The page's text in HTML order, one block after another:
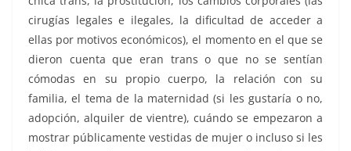
cirugías legales e ilegales, la dificultad de acceder a
ellas por motivos económicos), el momento en el que se
dieron cuenta que eran trans o que no se sentían
cómodas en su propio cuerpo, la relación con su
familia, el tema de la maternidad (si les gustaría o no,
adopción, alquiler de vientre), cuándo se empezaron a
mostrar públicamente vestidas de mujer o incluso si les